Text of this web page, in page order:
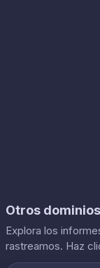
Otros
Explora los
rastreamos. Haz